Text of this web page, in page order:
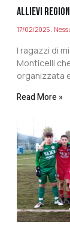
ALLIEVI
17/02/2025
I ragazzi di
Monticelli
organizzata
Read More »